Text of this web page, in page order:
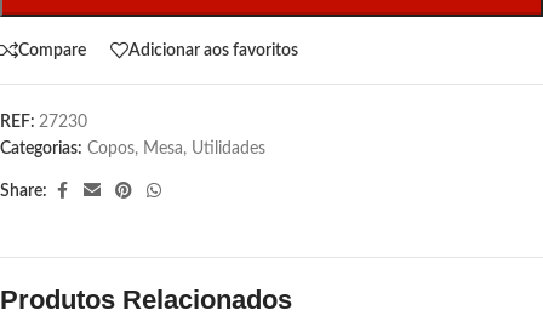
Compare Adicionar aos favoritos
REF: 27230
Categorias: Copos, Mesa, Utilidades
Share:
Produtos Relacionados